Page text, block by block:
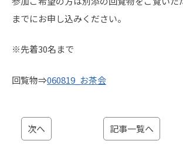
までにお申し込みください。
※先着30名まで
回覧物⇒060819_お茶会
次へ 記事一覧へ